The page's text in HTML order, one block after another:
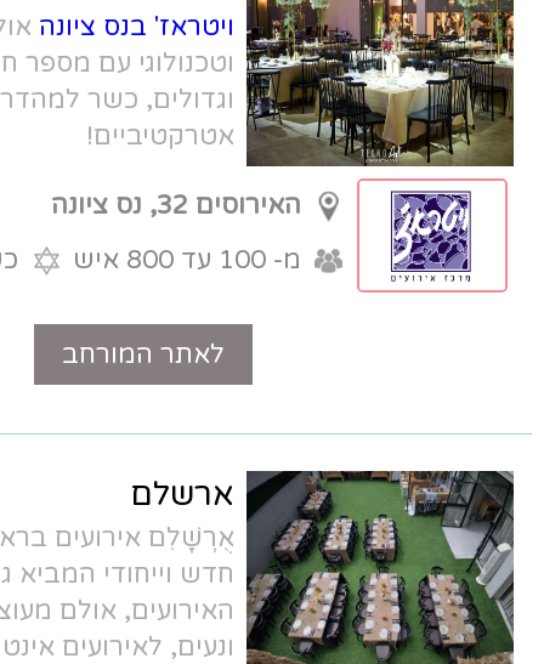
ויטראז' בנס ציונהאולם אירועים מפואר
וטכנולוגי עם מספר חללי אירוח קטנים
וגדולים, כשר למהדרין (מחפוד), ומחירים
אטרקטיביים!
האירוסים 32, נס ציונה
כשר למהדרין
טלפון
ארשלם
אֻרְשָׁלִם אירועים בראשון לציון - מתחם
חדש וייחודי המביא גישה אחרת לעולם
האירועים, אולם מעוצב עם גן פתוח
ונעים, לאירועים אינטימיים של 40 עד